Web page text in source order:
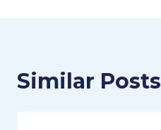
Similar Posts